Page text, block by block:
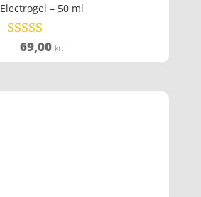
Electrogel – 50 ml
Vurderet
4.2
69,00 kr.